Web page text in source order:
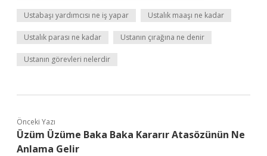
Ustabaşı yardımcısı ne iş yapar Ustalık maaşı ne kadar
Ustalık parası ne kadar Ustanın çırağına ne denir
Ustanın görevleri nelerdir
Önceki Yazı
Üzüm Üzüme Baka Baka Kararır Atasözünün Ne
Anlama Gelir